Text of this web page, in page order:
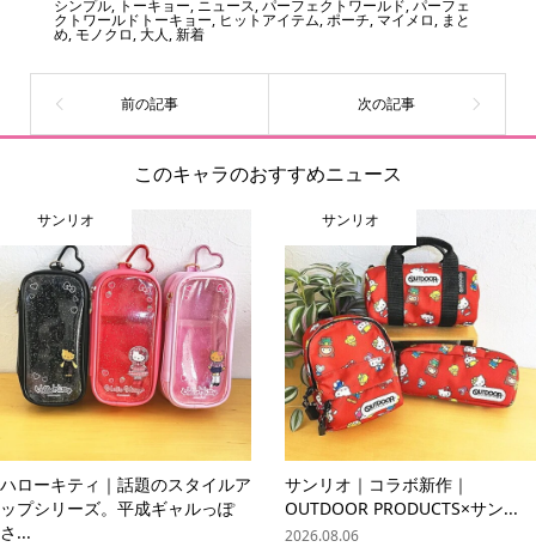
ひとつです。
シンプル, トーキョー, ニュース,パーフェクトワールド,パーフェ
クトワールドトーキョー, ヒットアイテム,ポーチ, マイメロ, まと
め,モノクロ,大人,新着
このキャラのおすすめニュース
サンリオ
ハローキティ｜話題のスタイルア
ップシリーズ。平成ギャルっぽ
さ...
サンリオ
サンリオ｜コラボ新作｜
OUTDOOR PRODUCTS×サン...
2026.08.06